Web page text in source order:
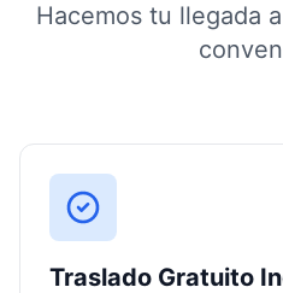
Hacemos tu llegada
Traslado Gratuito